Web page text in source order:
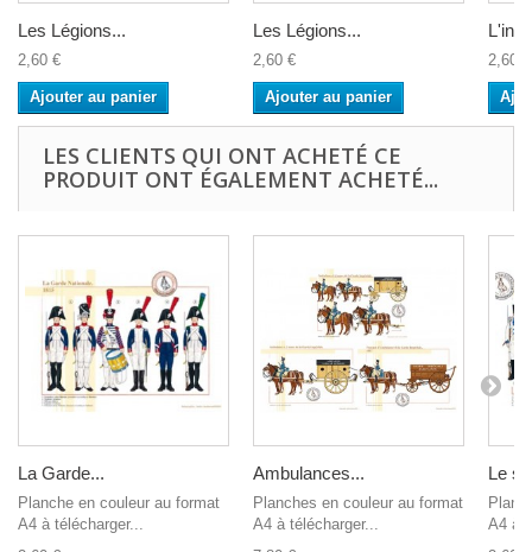
Les Légions...
2,60 €
Ajouter au panier
Les Légions...
2,60 €
Ajouter au panier
2,60 €
LES CLIENTS QUI ONT ACHETÉ CE
PRODUIT ONT ÉGALEMENT ACHETÉ...
La Garde...
Planche en couleur au format
A4 à télécharger...
Ambulances...
Planches en couleur au format
A4 à télécharger...
Le
A4 à